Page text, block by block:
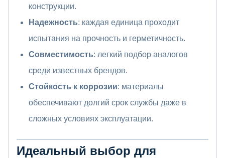
конструкции.
Надежность: каждая единица проходит
испытания на прочность и герметичность.
Совместимость: легкий подбор аналогов
среди известных брендов.
Стойкость к коррозии: материалы
обеспечивают долгий срок службы даже в
сложных условиях эксплуатации.
Идеальный выбор для